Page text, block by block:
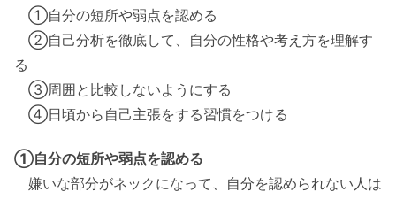
①自分の短所や弱点を認める
②自己分析を徹底して、自分の性格や考え方を理解す
る
③周囲と比較しないようにする
④日頃から自己主張をする習慣をつける
①自分の短所や弱点を認める
嫌いな部分がネックになって、自分を認められない人は